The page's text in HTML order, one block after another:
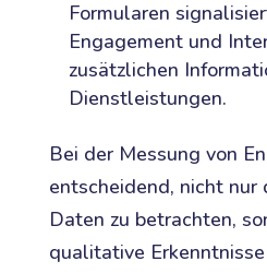
Formularen
Engagement und
zusätzlichen
Dienstleistungen.
Bei der Messung von
entscheidend, nicht
Daten zu betrachten,
qualitative